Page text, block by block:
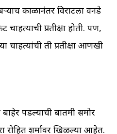
काळानंतर विराटला वनडे
चाहत्याची प्रतीक्षा होती. पण,
चाहत्यांची ती प्रतीक्षा आणखी
पडल्याची बातमी समोर
रोहित शर्मावर खिळल्या आहेत.